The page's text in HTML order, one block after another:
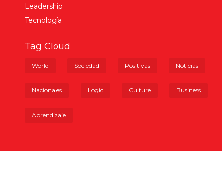
Leadership
Tecnología
Tag Cloud
World Sociedad Positivas Noticias
Nacionales Logic Culture Business
Aprendizaje